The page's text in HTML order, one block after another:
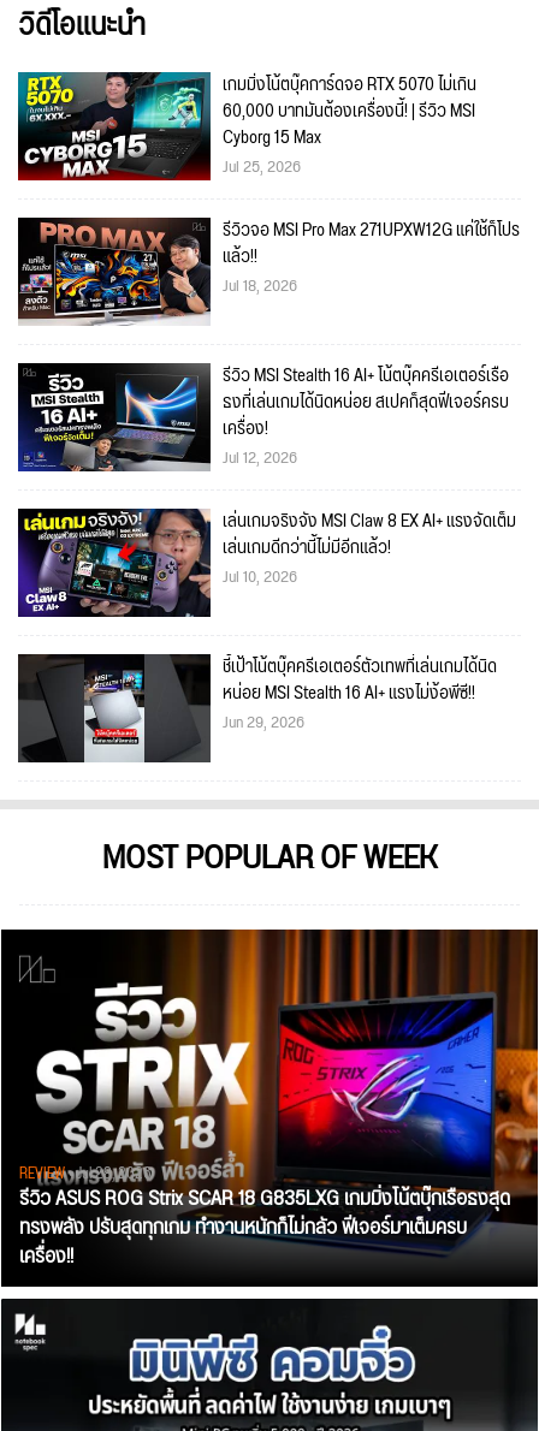
วิดีโอแนะนำ
เกมมิ่งโน้ตบุ๊คการ์ดจอ RTX 5070 ไม่เกิน
60,000 บาทมันต้องเครื่องนี้! | รีวิว MSI
Cyborg 15 Max
Jul 25, 2026
รีวิวจอ MSI Pro Max 271UPXW12G แค่ใช้ก็โปร
แล้ว!!
Jul 18, 2026
รีวิว MSI Stealth 16 AI+ โน้ตบุ๊คครีเอเตอร์เรือ
ธงที่เล่นเกมได้นิดหน่อย สเปคก็สุดฟีเจอร์ครบ
เครื่อง!
Jul 12, 2026
เล่นเกมจริงจัง MSI Claw 8 EX AI+ แรงจัดเต็ม
เล่นเกมดีกว่านี้ไม่มีอีกแล้ว!
Jul 10, 2026
ชี้เป้าโน้ตบุ๊คครีเอเตอร์ตัวเทพที่เล่นเกมได้นิด
หน่อย MSI Stealth 16 AI+ แรงไม่ง้อพีซี!!
Jun 29, 2026
MOST POPULAR OF WEEK
REVIEW• Jul 28, 2026
รีวิว ASUS ROG Strix SCAR 18 G835LXG เกมมิ่งโน้ตบุ๊กเรือธงสุด
ทรงพลัง ปรับสุดทุกเกม ทำงานหนักก็ไม่กลัว ฟีเจอร์มาเต็มครบ
เครื่อง!!